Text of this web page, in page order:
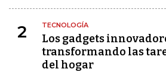
2 TECNOLOGÍA
Los gadgets
transformando las
del hogar